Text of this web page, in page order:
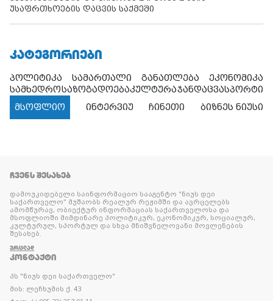
უსაფრთხოების დაცვის საქმეში
ᲙᲐᲢᲔᲒᲝᲠᲘᲔᲑᲘ
პოლიტიკა სამართალი განათლება
ეკონომიკა
სამხედროსაზოგადოებაკულტურაჯანდაცვასპორტი
მსოფლიო
ინტერვიუ ჩინეთი ბიზნეს ნიუსი
ᲩᲕᲔᲜᲡ ᲨᲔᲡᲐᲮᲔᲑ
დამოუკიდებელი საინფორმაციო სააგენტო “ნიუს დეი
საქართველო” მუშაობს რეალურ რეჟიმში და ავრცელებს
ამომწურავ, ობიექტურ ინფორმაციას საქართველოსა და
მსოფლიოში მიმდინარე პოლიტიკურ, ეკონომიკურ, სოციალურ,
კულტურულ, სპორტულ და სხვა მნიშვნელოვანი მოვლენების
შესახებ.
ᲕᲠᲪᲚᲐᲓ
ᲙᲝᲜᲢᲐᲥᲢᲘ
პს "ნიუს დეი საქართველო"
მის: ლეჩხუმის ქ. 43